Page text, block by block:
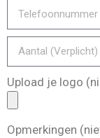
Upload je logo
Opmerkingen